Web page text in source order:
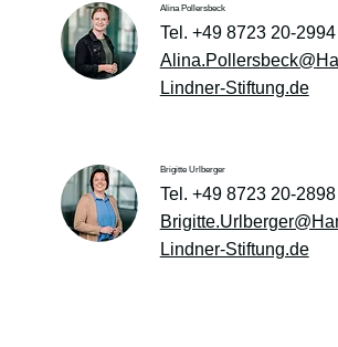
Alina Pollersbeck
Tel. +49 8723 20-2994
Lindner-Stiftung.de
Brigitte Urlberger
Tel. +49 8723 20-2898
Lindner-Stiftung.de